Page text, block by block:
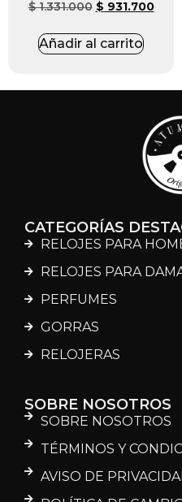
$1.331.000 $ 931.700
Añadir al carrito
CATEGORÍAS
RELOJES PARA
RELOJES PARA
PERFUMES
GORRAS
RELOJERAS
SOBRE NOSOTROS
SOBRE NOSOTROS
TÉRMINOS Y
AVISO DE